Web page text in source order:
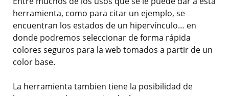
herramienta, como para citar un ejemplo, se
encuentran los estados de un hipervínculo… en
donde podremos seleccionar de forma rápida
colores seguros para la web tomados a partir de un
color base.
La herramienta tambien tiene la posibilidad de